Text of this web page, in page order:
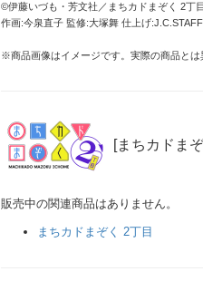
©伊藤いづも・芳文社／まちカドまぞく 2丁
作画:今泉直子 監修:大塚舞 仕上げ
※商品画像はイメージです。実際の商品と
[まちカドま
販売中の関連商品はありません。
まちカドまぞく 2丁目